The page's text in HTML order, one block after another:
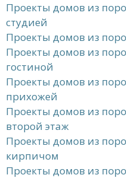
Проекты домов из
студией
Проекты домов из
Проекты домов из
гостиной
Проекты домов из
прихожей
Проекты домов из
второй этаж
Проекты домов из
кирпичом
Проекты домов из